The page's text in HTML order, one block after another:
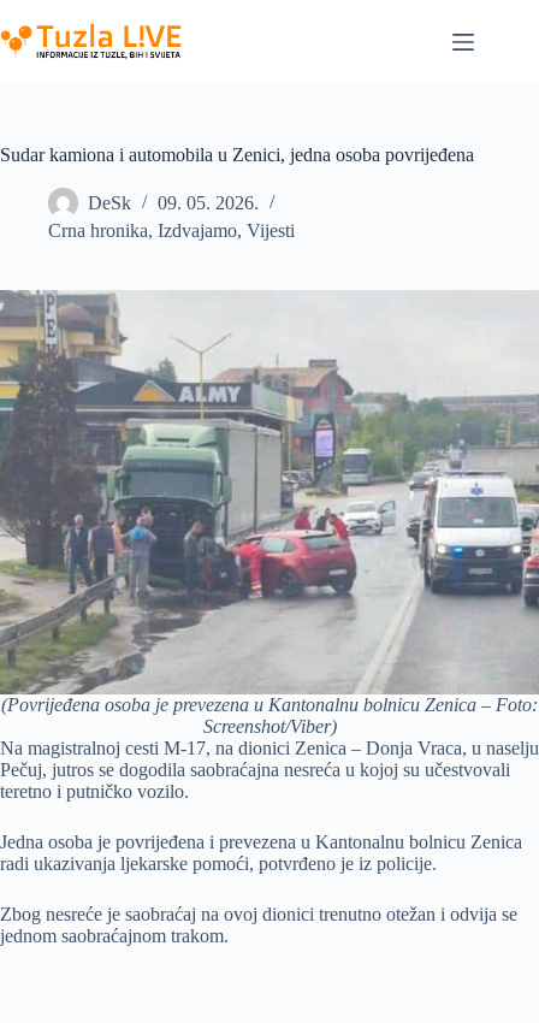
to
content
Sudar kamiona i automobila u Zenici, jedna osoba povrijeđena
DeSk
09. 05. 2026.
Crna hronika, Izdvajamo, Vijesti
(Povrijeđena osoba je prevezena u Kantonalnu bolnicu Zenica – Foto:
Screenshot/Viber)
Na magistralnoj cesti M-17, na dionici Zenica – Donja Vraca, u naselju
Pečuj, jutros se dogodila saobraćajna nesreća u kojoj su učestvovali
teretno i putničko vozilo.
Jedna osoba je povrijeđena i prevezena u Kantonalnu bolnicu Zenica
radi ukazivanja ljekarske pomoći, potvrđeno je iz policije.
Zbog nesreće je saobraćaj na ovoj dionici trenutno otežan i odvija se
jednom saobraćajnom trakom.